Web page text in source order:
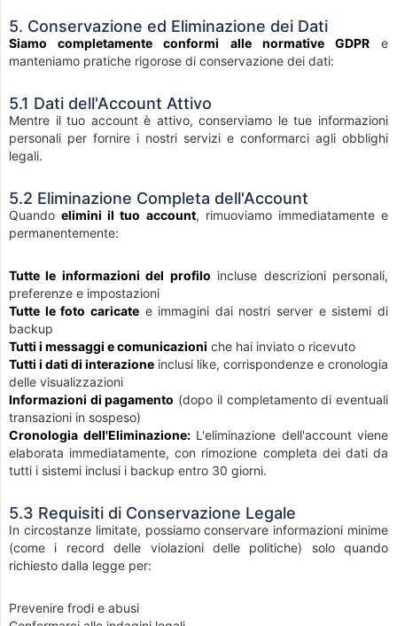
5. Conservazione ed Eliminazione dei Dati
Siamo completamente conformi alle normative GDPRe
manteniamo pratiche rigorose di conservazione dei dati:
5.1 Dati dell'Account Attivo
Mentre il tuo account è attivo, conserviamo le tue informazioni
personali per fornire i nostri servizi e conformarci agli obblighi
legali.
5.2 Eliminazione Completa dell'Account
Quandoelimini il tuo account, rimuoviamo immediatamente e
permanentemente:
Tutte le informazioni del profilo incluse descrizioni personali,
preferenze e impostazioni
Tutte le foto caricatee immagini dai nostri server e sistemi di
backup
Tutti i messaggi e comunicazioni che hai inviato o ricevuto
Tutti i dati di interazione inclusi like, corrispondenze e cronologia
delle visualizzazioni
Informazioni di pagamento (dopo il completamento di eventuali
transazioni in sospeso)
Cronologia dell'Eliminazione:L'eliminazione dell'account viene
elaborata immediatamente, con rimozione completa dei dati da
tutti i sistemi inclusi i backup entro 30 giorni.
5.3 Requisiti di Conservazione Legale
In circostanze limitate, possiamo conservare informazioni minime
(come i record delle violazioni delle politiche) solo quando
richiesto dalla legge per:
Prevenire frodi e abusi